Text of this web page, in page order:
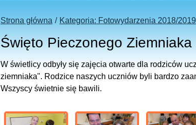
Strona główna Kategoria: Fotowydarzenia 2018/2019
Święto Pieczonego Ziemniaka
W świetlicy odbyły się zajęcia otwarte dla rodziców
ziemniaka". Rodzice naszych uczniów byli bardzo
Wszyscy świetnie się bawili.